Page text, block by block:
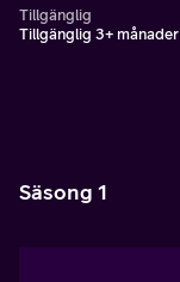
Tillgänglig
Tillgänglig 3+ månader
Säsong 1